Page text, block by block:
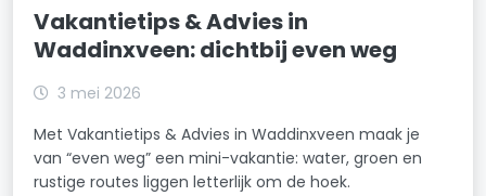
Vakantietips & Advies in
Waddinxveen: dichtbij even weg
3 mei 2026
Met Vakantietips & Advies in Waddinxveen maak je
van “even weg” een mini-vakantie: water, groen en
rustige routes liggen letterlijk om de hoek.